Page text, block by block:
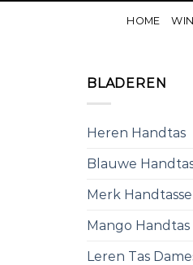
HOME
BLADEREN
Heren Handtas
Blauwe
Merk
Mango Handtas
Leren Tas